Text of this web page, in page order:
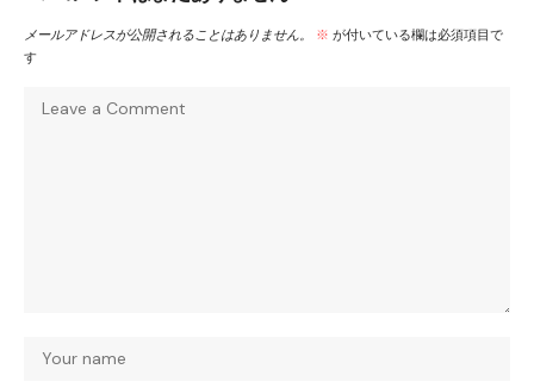
メールアドレスが公開されることはありません。 ※ が付いている欄は必須項目で
す